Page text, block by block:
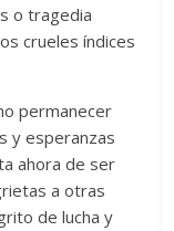
o tragedia
crueles índices
permanecer
y esperanzas
ahora de ser
a otras
de lucha y